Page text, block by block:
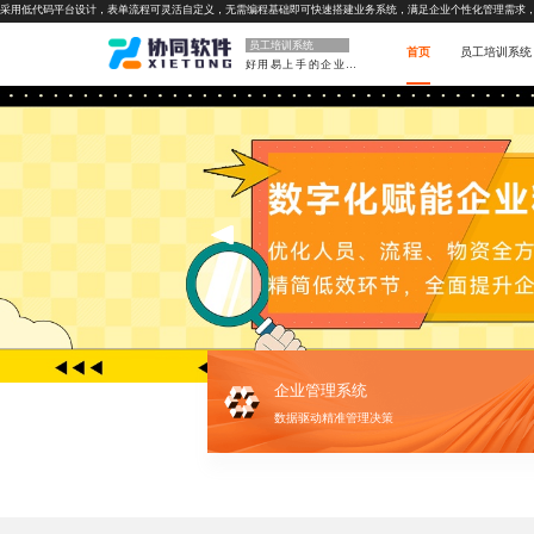
采用低代码平台设计，表单流程可灵活自定义，无需编程基础即可快速搭建业务系统，满足企业个性化管理需求
员工培训系统
首页 员工培训系统
企业管理系统
数据驱动精准管理决策